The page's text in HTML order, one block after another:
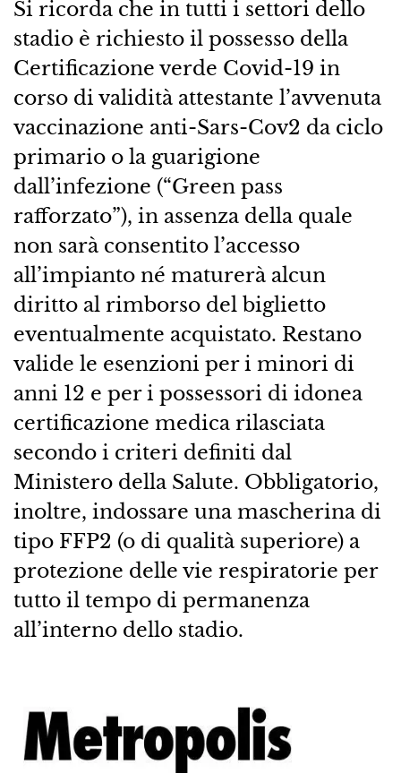
Si ricorda che in tutti i settori dello
stadio è richiesto il possesso della
Certificazione verde Covid-19 in
corso di validità attestante l’avvenuta
vaccinazione anti-Sars-Cov2 da ciclo
primario o la guarigione
dall’infezione (“Green pass
rafforzato”), in assenza della quale
non sarà consentito l’accesso
all’impianto né maturerà alcun
diritto al rimborso del biglietto
eventualmente acquistato. Restano
valide le esenzioni per i minori di
anni 12 e per i possessori di idonea
certificazione medica rilasciata
secondo i criteri definiti dal
Ministero della Salute. Obbligatorio,
inoltre, indossare una mascherina di
tipo FFP2 (o di qualità superiore) a
protezione delle vie respiratorie per
tutto il tempo di permanenza
all’interno dello stadio.